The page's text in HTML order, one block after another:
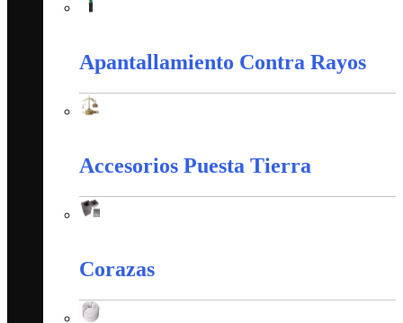
Apantallamiento Contra Rayos
Accesorios Puesta Tierra
Corazas